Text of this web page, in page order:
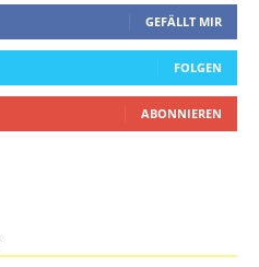
GEFÄLLT MIR
FOLGEN
ABONNIEREN